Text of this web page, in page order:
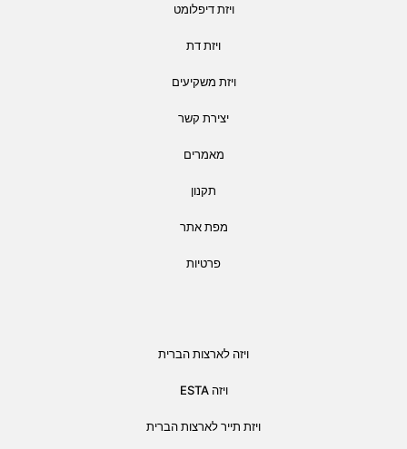
ויזת דיפלומט
ויזת דת
ויזת משקיעים
יצירת קשר
מאמרים
תקנון
מפת אתר
פרטיות
ויזה לארצות הברית
ויזה ESTA
ויזת תייר לארצות הברית